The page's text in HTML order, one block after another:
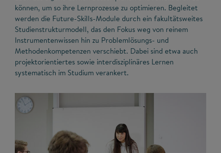
können, um so ihre Lernprozesse zu optimieren. Begleitet
werden die Future-Skills-Module durch ein fakultätsweites
Studienstrukturmodell, das den Fokus weg von reinem
Instrumentenwissen hin zu Problemlösungs- und
Methodenkompetenzen verschiebt. Dabei sind etwa auch
projektorientiertes sowie interdisziplinäres Lernen
systematisch im Studium verankert.